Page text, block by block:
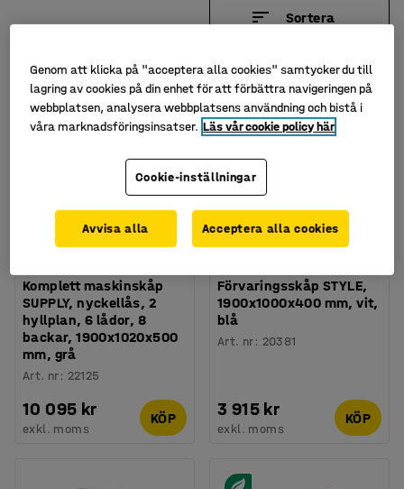
Sortera
202 produkter
Paket
Komplett maskinskåp
SUPPLY, nyckellås, 2
hyllplan, 6 lådor, 8
backar, 1900x1020x500
mm, grå
Art. nr: 22125
10 095 kr
exkl. moms
KÖP
Förvaringsskåp STYLE,
1900x1000x400 mm, vit,
blå
Art. nr: 20381
3 915 kr
exkl. moms
KÖP
Genom att klicka på "acceptera alla cookies" samtycker du till
lagring av cookies på din enhet för att förbättra navigeringen på
webbplatsen, analysera webbplatsens användning och bistå i
våra marknadsföringsinsatser. Läs vår cookie policy här
Cookie-inställningar
Avvisa alla Acceptera alla cookies